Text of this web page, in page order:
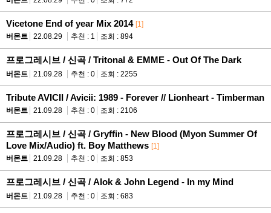
Vicetone End of year Mix 2014 [1]
버몬트
22.08.29 추천 : 1 조회 : 894
프로그레시브 / 신곡 / Tritonal & EMME - Out Of The Dark
버몬트 21.09.28 추천 : 0 조회 : 2255
Tribute AVICII / Avicii: 1989 - Forever // Lionheart - Timberman
버몬트 21.09.28 추천 : 0 조회 : 2106
프로그레시브 / 신곡 / Gryffin - New Blood (Myon Summer Of
Love Mix/Audio) ft. Boy Matthews [1]
버몬트
21.09.28 추천 : 0 조회 : 853
프로그레시브 / 신곡 / Alok & John Legend - In my Mind
버몬트 21.09.28 추천 : 0 조회 : 683